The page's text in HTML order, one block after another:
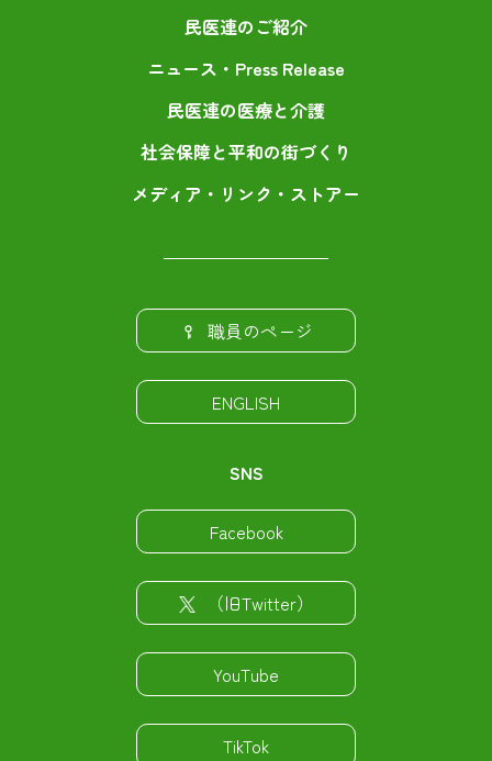
民医連のご紹介
ニュース・Press Release
民医連の医療と介護
社会保障と平和の街づくり
メディア・リンク・ストアー
職員のページ
ENGLISH
SNS
Facebook
（旧Twitter）
YouTube
TikTok